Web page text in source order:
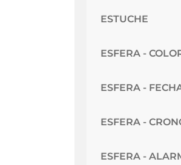
ESTUCHE
ESFERA -
ESFERA -
ESFERA -
ESFERA -